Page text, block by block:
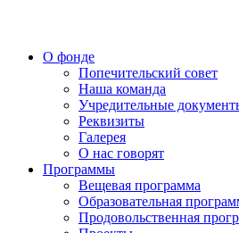
О фонде
Попечительский совет
Наша команда
Учредительные
Реквизиты
Галерея
О нас говорят
Программы
Вещевая программа
Образовательная
Продовольственная